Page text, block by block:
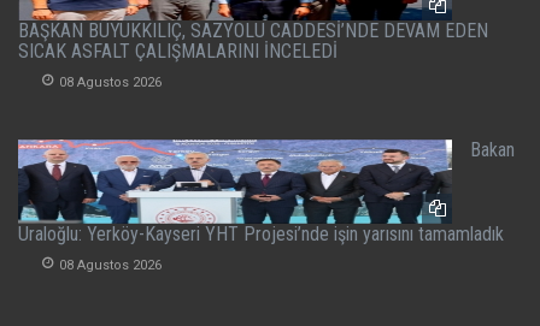
BAŞKAN BÜYÜKKILIÇ, SAZYOLU CADDESİ’NDE DEVAM EDEN
SICAK ASFALT ÇALIŞMALARINI İNCELEDİ
08 Agustos 2026
Bakan
Uraloğlu: Yerköy-Kayseri YHT Projesi’nde işin yarısını tamamladık
08 Agustos 2026